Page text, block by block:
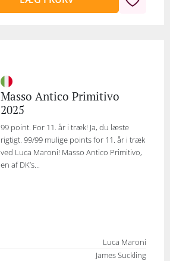
Masso Antico Primitivo
2025
99 point. For 11. år i træk! Ja, du læste
rigtigt. 99/99 mulige points for 11. år i træk
ved Luca Maroni! Masso Antico Primitivo,
en af DK’s...
Luca Maroni
James Suckling